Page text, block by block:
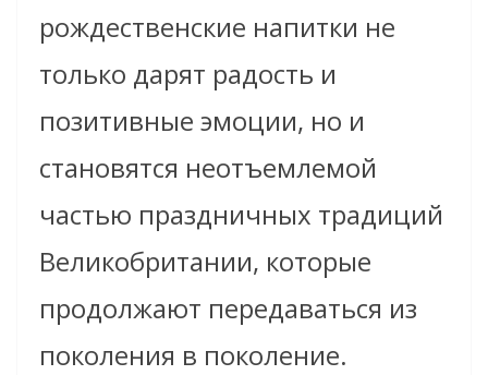
рождественские напитки не
только дарят радость и
позитивные эмоции, но и
становятся неотъемлемой
частью праздничных традиций
Великобритании, которые
продолжают передаваться из
поколения в поколение.